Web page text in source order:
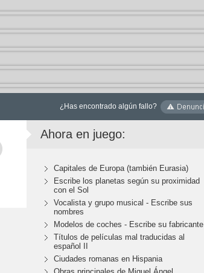
¿Has encontrado algún fallo?
Ahora en juego:
Capitales de Europa (también Eurasia)
Escribe los planetas según su proximidad
con el Sol
Vocalista y grupo musical - Escribe sus
nombres
Modelos de coches - Escribe su fabricante
Títulos de películas mal traducidas al
español II
Ciudades romanas en Hispania